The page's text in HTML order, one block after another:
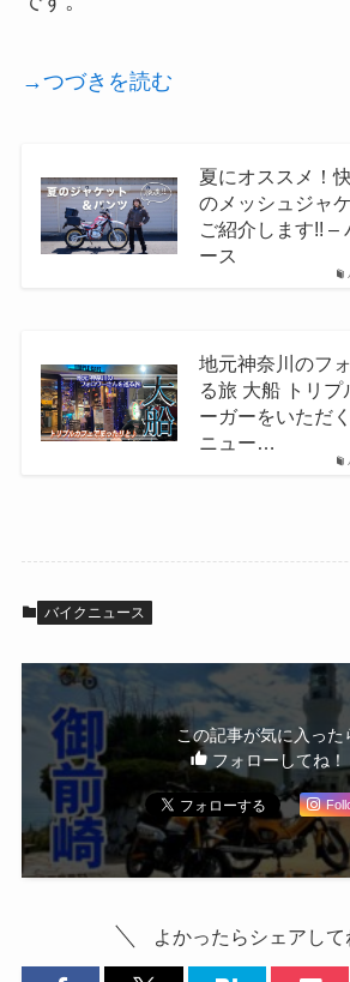
→つづきを読む
夏にオススメ！
のメッシュジャ
ご紹介します!! –
ース
地元神奈川のフ
る旅 大船 トリ
ーガーをいただ
ニュー…
バイクニュース
この記事が気に入った
フォローしてね！
よかったらシェアして